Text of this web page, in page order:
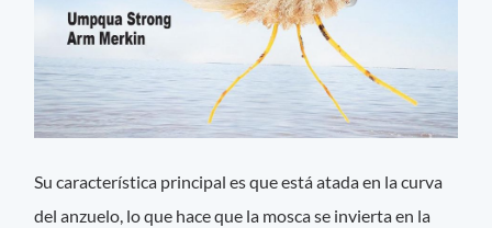
Su característica principal es que está atada en la curva
del anzuelo, lo que hace que la mosca se invierta en la